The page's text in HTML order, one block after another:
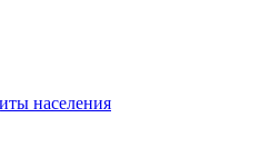
населения